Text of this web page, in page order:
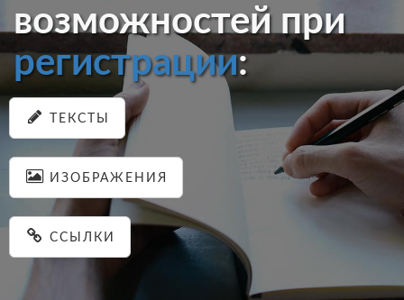
возможностей при
регистрации:
ТЕКСТЫ
ИЗОБРАЖЕНИЯ
ССЫЛКИ